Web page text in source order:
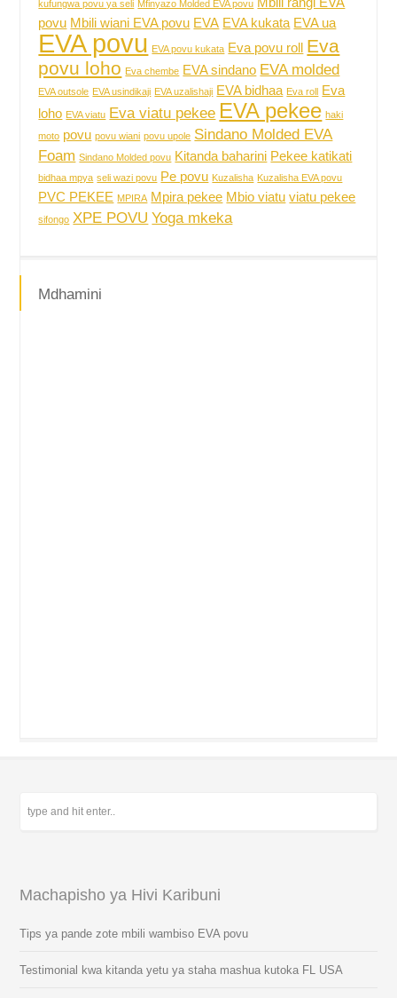
kufungwa povu ya seli Mfinyazo Molded EVA povu Mbili rangi EVA
povu Mbili wiani EVA povu EVA EVA kukata EVA ua
EVA povu EVA povu kukata Eva povu roll
Eva
povu loho Eva chembe EVA sindano EVA molded
EVA outsole EVA usindikaji EVA uzalishaji EVA bidhaa Eva roll
Eva
loho EVA viatu Eva viatu pekee EVA pekee haki
moto povu povu wiani povu upole Sindano Molded EVA
Foam Sindano Molded povu Kitanda baharini Pekee katikati
bidhaa mpya seli wazi povu Pe povu Kuzalisha Kuzalisha EVA povu
PVC PEKEE MPIRA Mpira pekee Mbio viatu viatu pekee
sifongo XPE POVU Yoga mkeka
Mdhamini
Machapisho ya Hivi Karibuni
Tips ya pande zote mbili wambiso EVA povu
Testimonial kwa kitanda yetu ya staha mashua kutoka FL USA